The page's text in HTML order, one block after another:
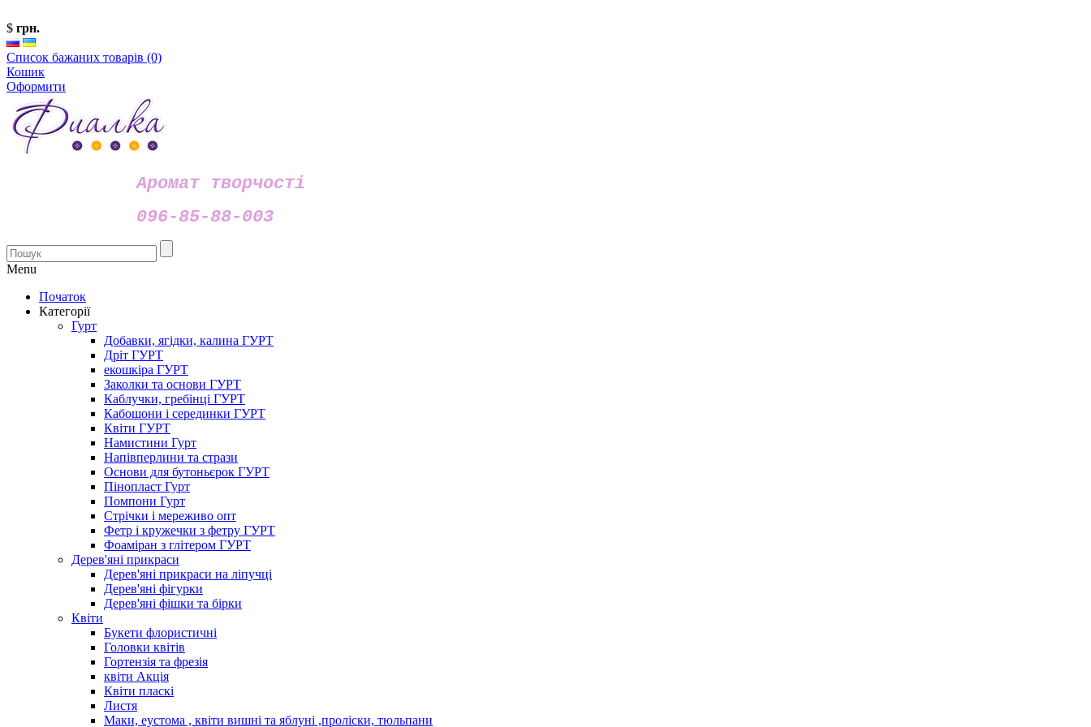
$ грн.
Список бажаних товарів (0)
Кошик
Оформити
Аромат творчості
096-85-88-003
Menu
Початок
Категорії
Гурт
Добавки, ягідки, калина ГУРТ
Дріт ГУРТ
екошкіра ГУРТ
Заколки та основи ГУРТ
Каблучки, гребінці ГУРТ
Кабошони і серединки ГУРТ
Квіти ГУРТ
Намистини Гурт
Напівперлини та стрази
Основи для бутоньєрок ГУРТ
Пінопласт Гурт
Помпони Гурт
Стрічки і мереживо опт
Фетр і кружечки з фетру ГУРТ
Фоаміран з глітером ГУРТ
Дерев'яні прикраси
Дерев'яні прикраси на ліпучці
Дерев'яні фігурки
Дерев'яні фішки та бірки
Квіти
Букети флористичні
Головки квітів
Гортензія та фрезія
квіти Акція
Квіти пласкі
Листя
Маки, еустома , квіти вишні та яблуні ,проліски, тюльпани